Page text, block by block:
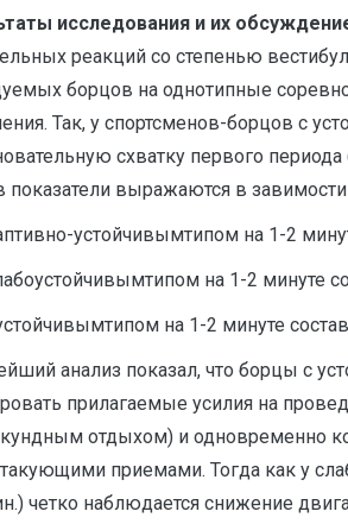
исследования и их
реакций со степенью
борцов на однотипные
Так, у спортсменов-борцов с
схватку первого
показатели выражаются в
устойчивымтипом на 1-2
на 1-2 минуте
на 1-2 минуте
анализ показал, что борцы с
прилагаемые усилия на
отдыхом) и одновременно
приемами. Тогда как у
четко наблюдается снижение